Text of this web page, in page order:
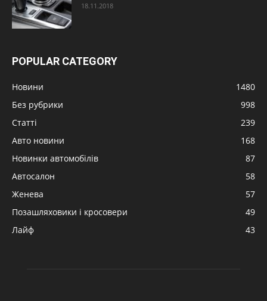
18.11.2018
POPULAR CATEGORY
Новини
1480
Без рубрики
998
Статті
239
Авто новини
168
Новинки автомобілів
87
Автосалон
58
Женева
57
Позашляховики і кросовери
49
Лайф
43